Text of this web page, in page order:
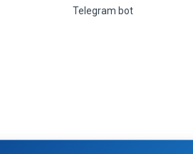
Telegram bot